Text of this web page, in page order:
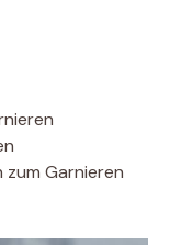
Garnieren